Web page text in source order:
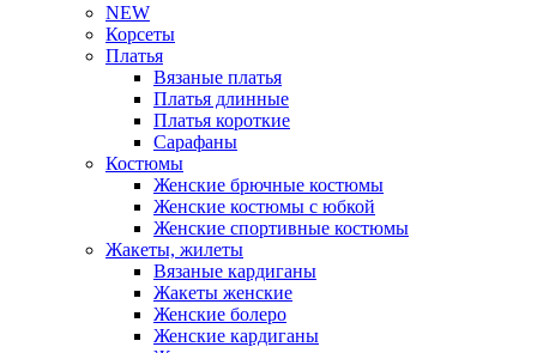
NEW
Корсеты
Платья
Вязаные платья
Платья длинные
Платья короткие
Сарафаны
Костюмы
Женские брючные костюмы
Женские костюмы с юбкой
Женские спортивные костюмы
Жакеты, жилеты
Вязаные кардиганы
Жакеты женские
Женские болеро
Женские кардиганы